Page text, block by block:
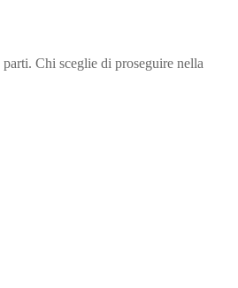
Chi sceglie di proseguire nella